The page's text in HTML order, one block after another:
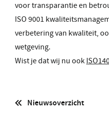
voor transparantie en
ISO 9001
verbetering van kwaliteit,
wetgeving.
Wist je dat wij nu ook
Nieuwsoverzicht